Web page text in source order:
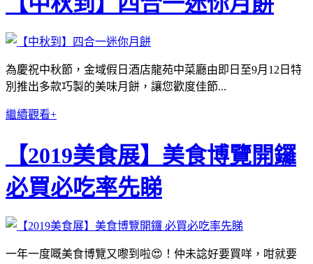
為慶祝中秋節，金域假日酒店龍苑中菜廳由即日至9月12日特
別推出多款巧製的美味月餅，讓您歡度佳節...
繼續觀看+
【2019美食展】美食博覽開鑼
必買必吃率先睇
一年一度嘅美食博覽又嚟到啦😍！仲未諗好要買咩，咁就要